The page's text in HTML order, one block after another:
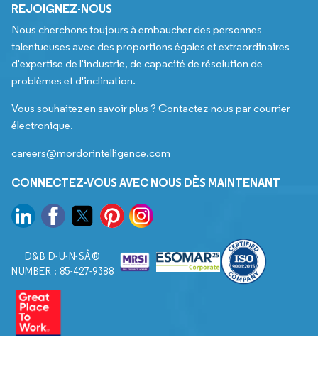
REJOIGNEZ-NOUS
Nous cherchons toujours à embaucher des personnes
talentueuses avec des proportions égales et extraordinaires
d'expertise de l'industrie, de capacité de résolution de
problèmes et d'inclination.
Vous souhaitez en savoir plus ? Contactez-nous par courrier
électronique.
careers@mordorintelligence.com
CONNECTEZ-VOUS AVEC NOUS DÈS MAINTENANT
D&B D-U-N-SÂ®
NUMBER : 85-427-9388